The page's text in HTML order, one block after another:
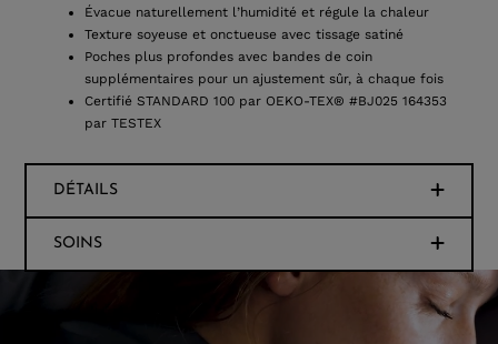
Évacue naturellement l’humidité et régule la chaleur
Texture soyeuse et onctueuse avec tissage satiné
Poches plus profondes avec bandes de coin
supplémentaires pour un ajustement sûr, à chaque fois
Certifié STANDARD 100 par OEKO-TEX® #BJ025 164353
par TESTEX
DÉTAILS
SOINS